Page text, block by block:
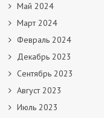
Май 2024
Март 2024
Февраль 2024
Декабрь 2023
Сентябрь 2023
Август 2023
Июль 2023